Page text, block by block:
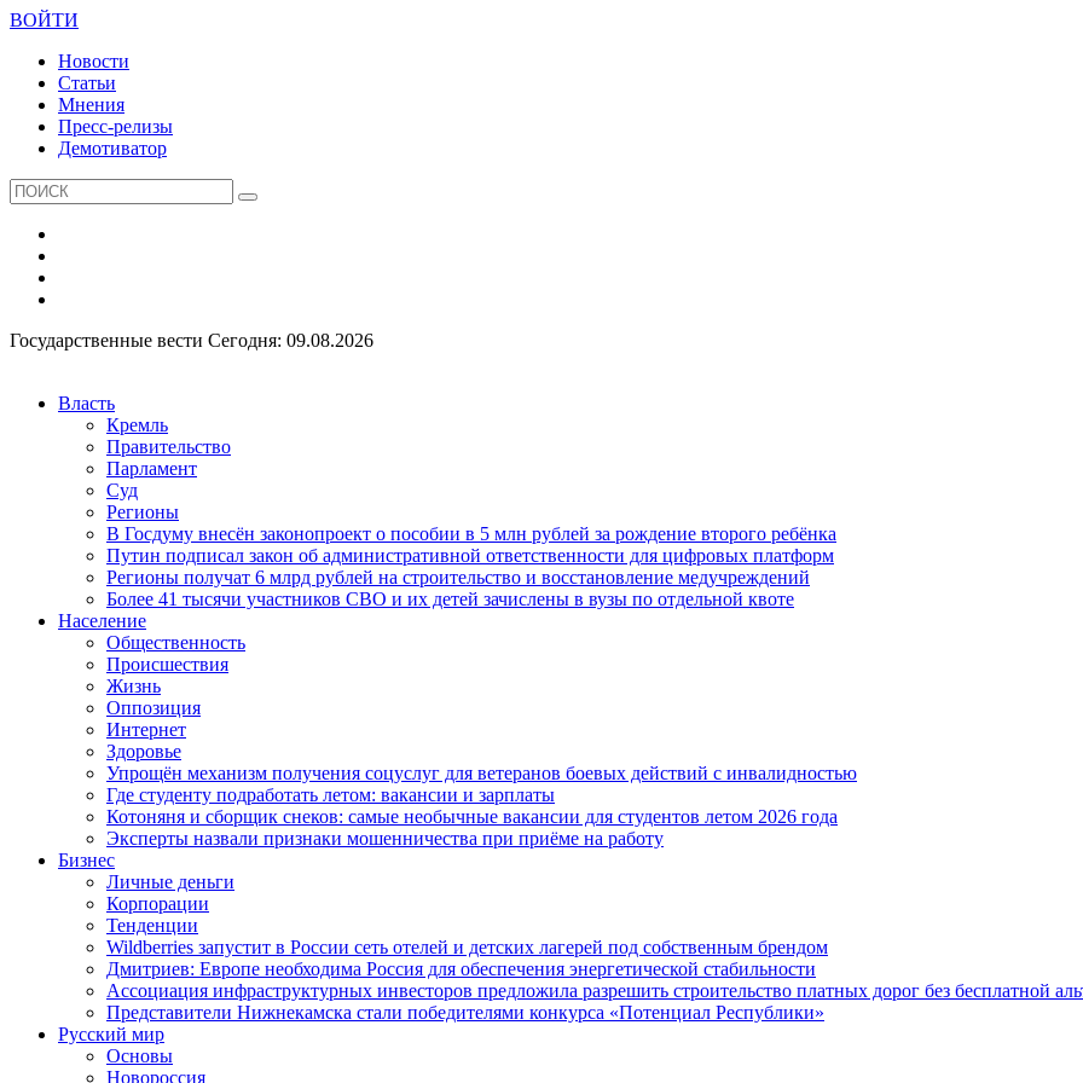
ВОЙТИ
Новости
Статьи
Мнения
Пресс-релизы
Демотиватор
Государственные вести Сегодня: 09.08.2026
Власть
Кремль
Правительство
Парламент
Суд
Регионы
В Госдуму внесён законопроект о пособии в 5 млн рублей за рождение второго ребёнка
Путин подписал закон об административной ответственности для цифровых платформ
Регионы получат 6 млрд рублей на строительство и восстановление медучреждений
Более 41 тысячи участников СВО и их детей зачислены в вузы по отдельной квоте
Население
Общественность
Происшествия
Жизнь
Оппозиция
Интернет
Здоровье
Упрощён механизм получения соцуслуг для ветеранов боевых действий с инвалидностью
Где студенту подработать летом: вакансии и зарплаты
Котоняня и сборщик снеков: самые необычные вакансии для студентов летом 2026 года
Эксперты назвали признаки мошенничества при приёме на работу
Бизнес
Личные деньги
Корпорации
Тенденции
Wildberries запустит в России сеть отелей и детских лагерей под собственным брендом
Дмитриев: Европе необходима Россия для обеспечения энергетической стабильности
Ассоциация инфраструктурных инвесторов предложила разрешить строительство платных дорог без бесплатной
Представители Нижнекамска стали победителями конкурса «Потенциал Республики»
Русский мир
Основы
Новороссия